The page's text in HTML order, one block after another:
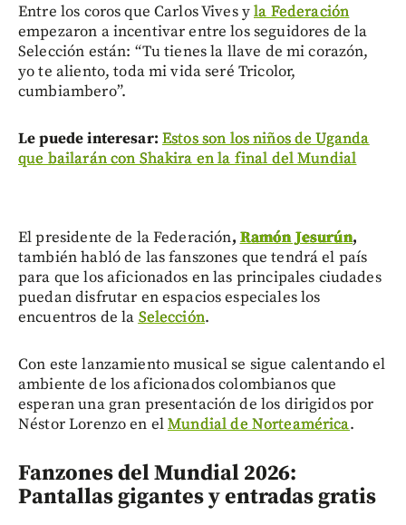
Entre los coros que Carlos Vives yla Federación
empezaron a incentivar entre los seguidores de la
Selección están: “Tu tienes la llave de mi corazón,
yo te aliento, toda mi vida seré Tricolor,
cumbiambero”.
Le puede interesar: Estos son los niños de Uganda
que bailarán con Shakira en la final del Mundial
El presidente de la Federación, Ramón Jesurún,
también habló de las fanszones que tendrá el país
para que los aficionados en las principales ciudades
puedan disfrutar en espacios especiales los
encuentros de la Selección.
Con este lanzamiento musical se sigue calentando el
ambiente de los aficionados colombianos que
esperan una gran presentación de los dirigidos por
Néstor Lorenzo en elMundial de Norteamérica.
Fanzones del Mundial 2026:
Pantallas gigantes y entradas gratis